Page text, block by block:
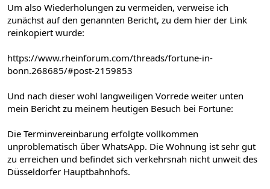
Um also Wiederholungen zu vermeiden, verweise ich
zunächst auf den genannten Bericht, zu dem hier der Link
reinkopiert wurde:
https://www.rheinforum.com/threads/fortune-in-
bonn.268685/#post-2159853
Und nach dieser wohl langweiligen Vorrede weiter unten
mein Bericht zu meinem heutigen Besuch bei Fortune:
Die Terminvereinbarung erfolgte vollkommen
unproblematisch über WhatsApp. Die Wohnung ist sehr gut
zu erreichen und befindet sich verkehrsnah nicht unweit des
Düsseldorfer Hauptbahnhofs.